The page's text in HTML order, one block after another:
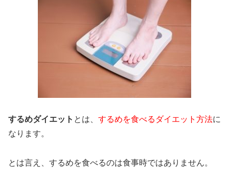
するめダイエット とは、 するめを食べるダイエット方法に
なります。
とは言え、するめを食べるのは食事時ではありません。